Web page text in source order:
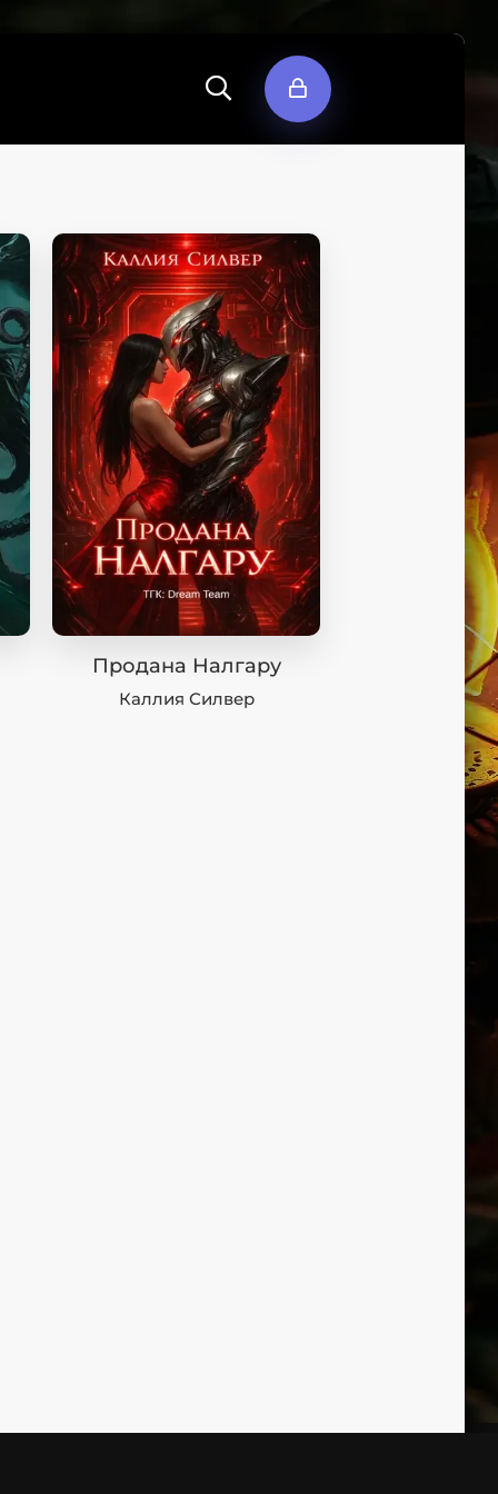
Продана Налгару
Каллия Силвер